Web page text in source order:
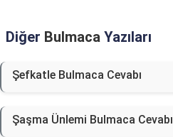
Diğer Bulmaca Yazıları
Şefkatle Bulmaca Cevabı
Şaşma Ünlemi Bulmaca Cevabı